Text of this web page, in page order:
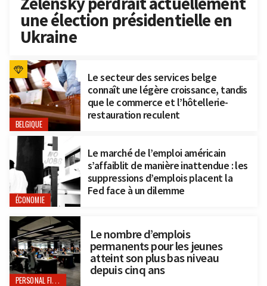
une élection présidentielle en
Ukraine
BELGIQUE
Le secteur des services belge
connaît une légère croissance, tandis
que le commerce et l’hôtellerie-
restauration reculent
ÉCONOMIE
Le marché de l’emploi américain
s’affaiblit de manière inattendue : les
suppressions d’emplois placent la
Fed face à un dilemme
PERSONAL FINANCE
Le nombre d’emplois
permanents pour les jeunes
atteint son plus bas niveau
depuis cinq ans